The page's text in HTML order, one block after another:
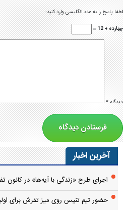
لطفا پاسخ را به عدد انگلیسی وارد کنید:
چهارده + 12 =
دیدگاه*
آخرین اخبار
اجرای طرح «زندگی با آیه‌ها» در کانون
حضور تیم تنیس روی میز تفرش برای